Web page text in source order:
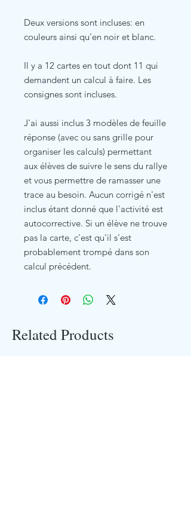
Deux versions sont incluses: en
couleurs ainsi qu'en noir et blanc.
Il y a 12 cartes en tout dont 11 qui
demandent un calcul à faire. Les
consignes sont incluses.
J'ai aussi inclus 3 modèles de feuille
réponse (avec ou sans grille pour
organiser les calculs) permettant
aux élèves de suivre le sens du rallye
et vous permettre de ramasser une
trace au besoin. Aucun corrigé n'est
inclus étant donné que l'activité est
autocorrective. Si un élève ne trouve
pas la carte, c'est qu'il s'est
probablement trompé dans son
calcul précédent.
Related Products